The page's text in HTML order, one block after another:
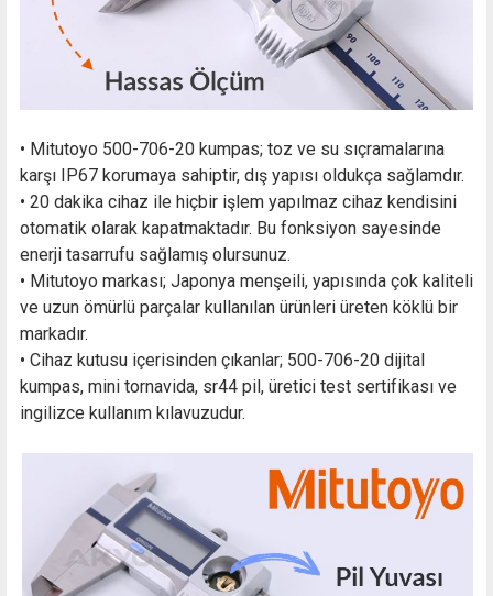
• Mitutoyo 500-706-20 kumpas; toz ve su sıçramalarına
karşı IP67 korumaya sahiptir, dış yapısı oldukça sağlamdır.
• 20 dakika cihaz ile hiçbir işlem yapılmaz cihaz kendisini
otomatik olarak kapatmaktadır. Bu fonksiyon sayesinde
enerji tasarrufu sağlamış olursunuz.
• Mitutoyo markası; Japonya menşeili, yapısında çok kaliteli
ve uzun ömürlü parçalar kullanılan ürünleri üreten köklü bir
markadır.
• Cihaz kutusu içerisinden çıkanlar; 500-706-20 dijital
kumpas, mini tornavida, sr44 pil, üretici test sertifikası ve
ingilizce kullanım kılavuzudur.